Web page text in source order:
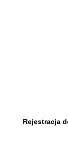
Rejestracja